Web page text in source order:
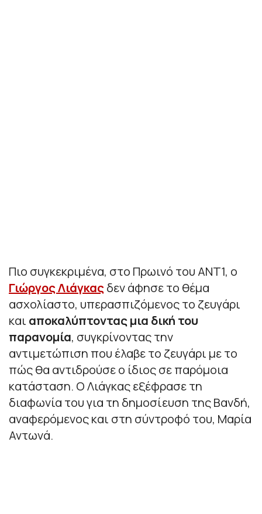
Πιο συγκεκριμένα, στο Πρωινό του ΑΝΤ1, ο
Γιώργος Λιάγκαςδεν άφησε το θέμα
ασχολίαστο, υπερασπιζόμενος το ζευγάρι
και αποκαλύπτοντας μια δική του
παρανομία, συγκρίνοντας την
αντιμετώπιση που έλαβε το ζευγάρι με το
πώς θα αντιδρούσε ο ίδιος σε παρόμοια
κατάσταση. Ο Λιάγκας εξέφρασε τη
διαφωνία του για τη δημοσίευση της Βανδή,
αναφερόμενος και στη σύντροφό του, Μαρία
Αντωνά.